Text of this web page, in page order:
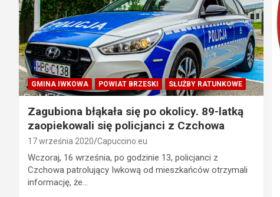
GMINA IWKOWA POWIAT BRZESKI SŁUŻBY RATUNKOWE
Zagubiona błąkała się po okolicy. 89-latką
zaopiekowali się policjanci z Czchowa
17 września 2020 Capuccino.eu
Wczoraj, 16 września, po godzinie 13, policjanci z
Czchowa patrolujący Iwkową od mieszkańców otrzymali
informację, że…